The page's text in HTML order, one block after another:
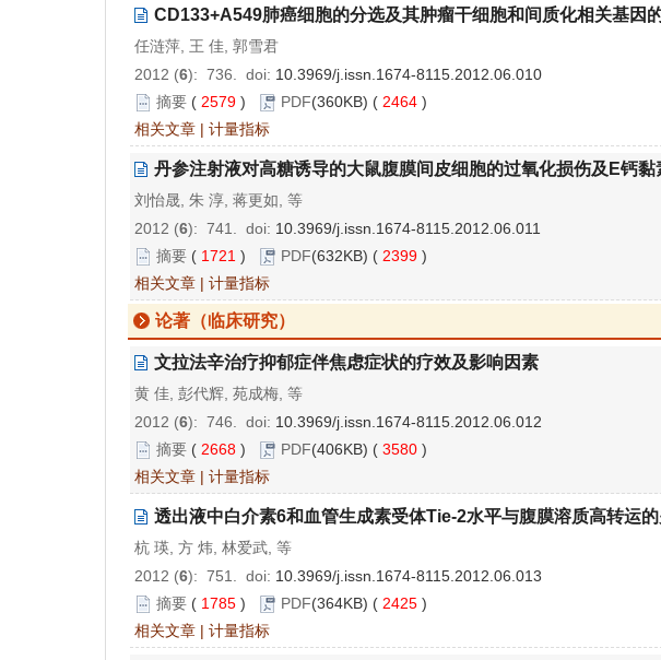
CD133+A549肺癌细胞的分选及其肿瘤干细胞和间质化相关基因
任涟萍, 王 佳, 郭雪君
2012 (6): 736. doi: 10.3969/j.issn.1674-8115.2012.06.010
摘要 ( 2579 ) PDF(360KB) ( 2464 )
相关文章 | 计量指标
丹参注射液对高糖诱导的大鼠腹膜间皮细胞的过氧化损伤及E钙
刘怡晟, 朱 淳, 蒋更如, 等
2012 (6): 741. doi: 10.3969/j.issn.1674-8115.2012.06.011
摘要 ( 1721 ) PDF(632KB) ( 2399 )
相关文章 | 计量指标
论著（临床研究）
文拉法辛治疗抑郁症伴焦虑症状的疗效及影响因素
黄 佳, 彭代辉, 苑成梅, 等
2012 (6): 746. doi: 10.3969/j.issn.1674-8115.2012.06.012
摘要 ( 2668 ) PDF(406KB) ( 3580 )
相关文章 | 计量指标
透出液中白介素6和血管生成素受体Tie-2水平与腹膜溶质高转运
杭 瑛, 方 炜, 林爱武, 等
2012 (6): 751. doi: 10.3969/j.issn.1674-8115.2012.06.013
摘要 ( 1785 ) PDF(364KB) ( 2425 )
相关文章 | 计量指标